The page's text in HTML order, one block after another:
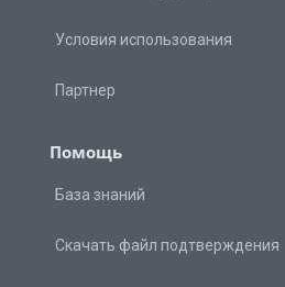
Условия использования
Партнер
Помощь
База знаний
Скачать файл подтверждения